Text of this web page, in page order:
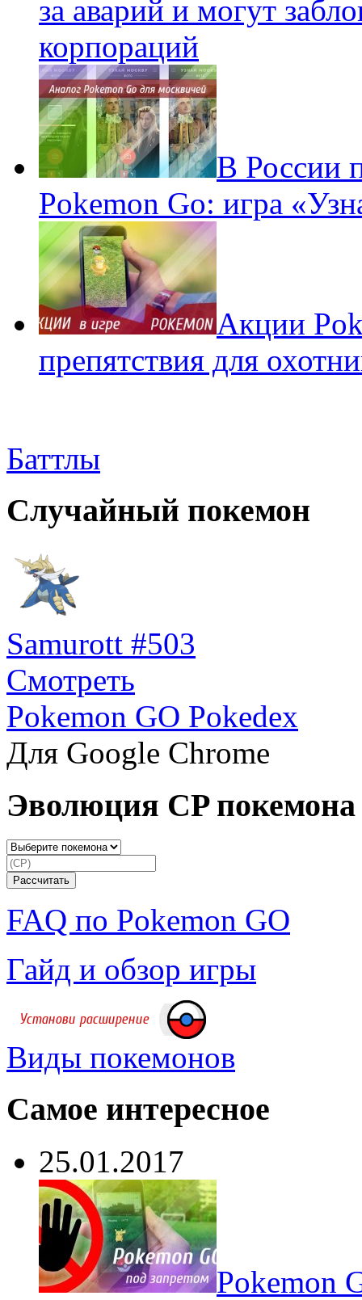
за аварий и могут
корпораций
В России
Pokemon Go: игра
Акции
препятствия для
Баттлы
Случайный покемон
Samurott #503
Смотреть
Pokemon GO Pokedex
Для Google Chrome
Эволюция CP покемона
FAQ по Pokemon GO
Гайд и обзор игры
Виды покемонов
Самое интересное
25.01.2017
Pokеmon